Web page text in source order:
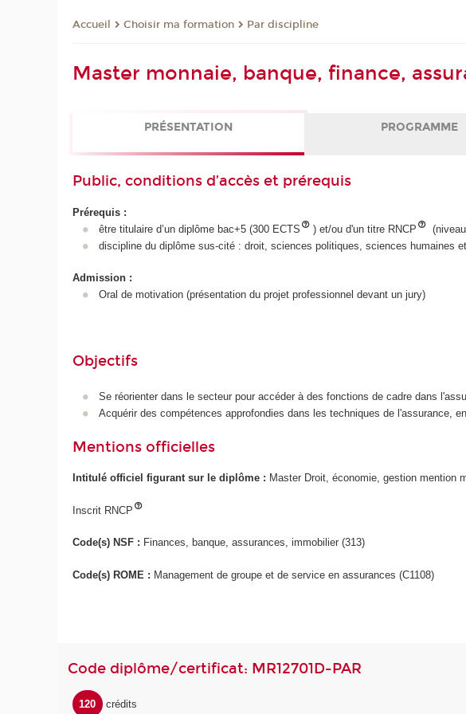
Accueil Choisir ma formation Par discipline
Master monnaie, banque, finance,
PRÉSENTATION PROGRAMME
Public, conditions d’accès et prérequis
Prérequis :
être titulaire d’un diplôme bac+5 (300 ECTS
) et/ou d'un titre RNCP
discipline du diplôme sus-cité : droit, sciences politiques, sciences humaines
Admission :
Oral de motivation (présentation du projet professionnel devant un jury)
Objectifs
Se réorienter dans le secteur pour accéder à des fonctions de cadre dans
Acquérir des compétences approfondies dans les techniques de l'assurance,
Mentions officielles
Intitulé officiel figurant sur le diplôme : Master Droit, économie, gestion mention
Inscrit RNCP
Code(s) NSF : Finances, banque, assurances, immobilier (313)
Code(s) ROME : Management de groupe et de service en assurances (C1108)
Code diplôme/certificat: MR12701D-PAR
120 crédits